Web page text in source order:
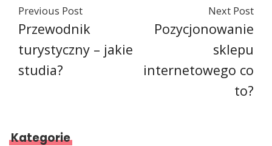
Previous Post
Przewodnik
turystyczny – jakie
studia?
Next Post
Pozycjonowanie
sklepu
internetowego co
to?
Kategorie